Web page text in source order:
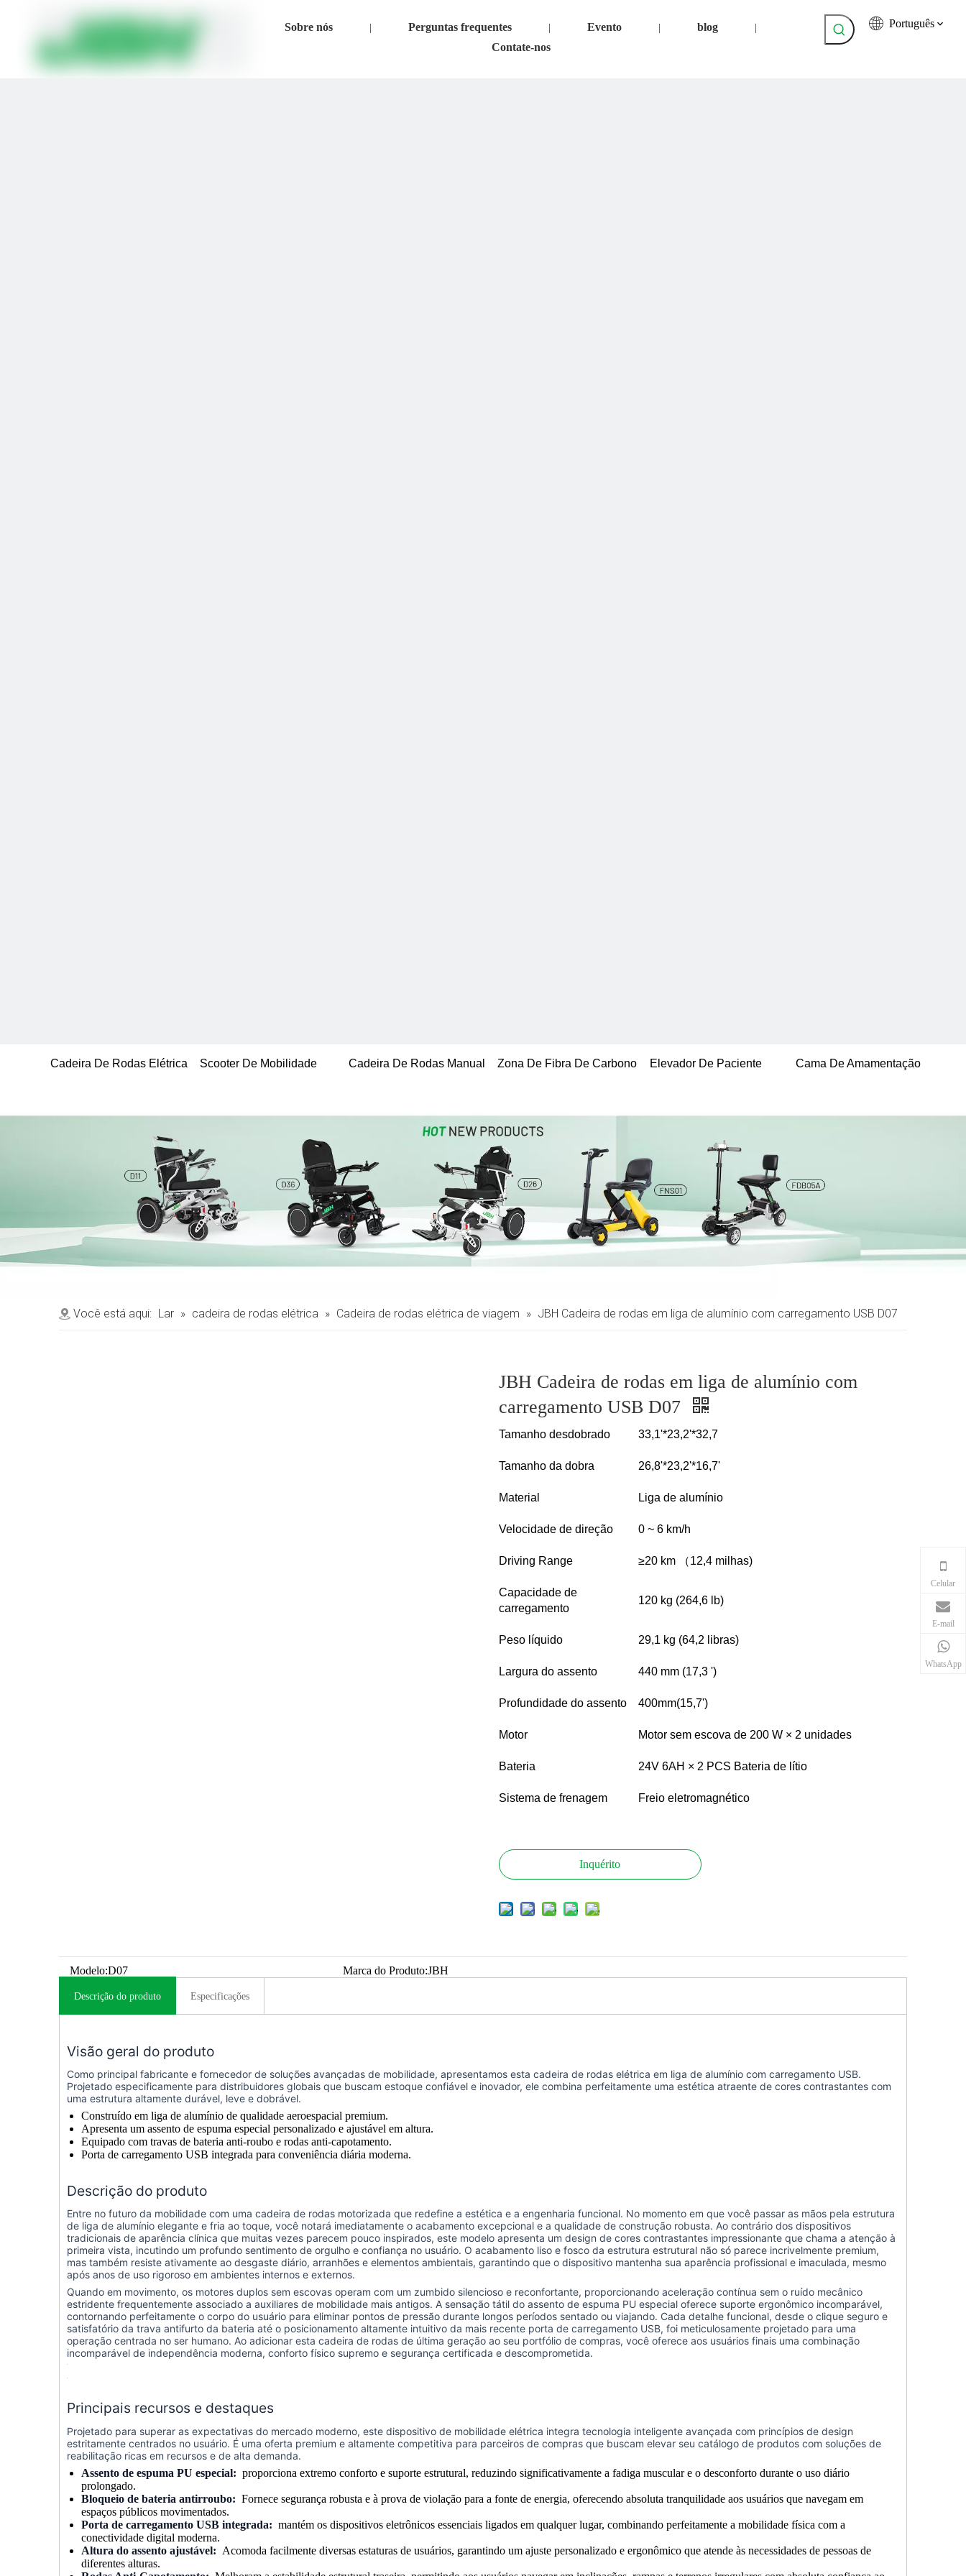
Sobre nós | Perguntas frequentes | Evento | blog |
Contate-nos
Português
Cadeira De Rodas Elétrica Scooter De Mobilidade Cadeira De Rodas Manual Zona De Fibra De Carbono Elevador De Paciente Cama De Amamentação
Você está aqui: Lar » cadeira de rodas elétrica » Cadeira de rodas elétrica de viagem » JBH Cadeira de rodas em liga de alumínio com carregamento USB D07
JBH Cadeira de rodas em liga de alumínio com
carregamento USB D07
Tamanho desdobrado 33,1'*23,2'*32,7
Tamanho da dobra 26,8'*23,2'*16,7'
Material Liga de alumínio
Velocidade de direção 0 ~ 6 km/h
Driving Range ≥20 km （12,4 milhas)
Capacidade de
carregamento
120 kg (264,6 lb)
Peso líquido 29,1 kg (64,2 libras)
Largura do assento 440 mm (17,3 ')
Profundidade do assento 400mm(15,7')
Motor Motor sem escova de 200 W × 2 unidades
Bateria 24V 6AH × 2 PCS Bateria de lítio
Sistema de frenagem Freio eletromagnético
Inquérito
Modelo:D07 Marca do Produto:JBH
Descrição do produto Especificações
Visão geral do produto
Como principal fabricante e fornecedor de soluções avançadas de mobilidade, apresentamos esta cadeira de rodas elétrica em liga de alumínio com carregamento USB.
Projetado especificamente para distribuidores globais que buscam estoque confiável e inovador, ele combina perfeitamente uma estética atraente de cores contrastantes com
uma estrutura altamente durável, leve e dobrável.
Construído em liga de alumínio de qualidade aeroespacial premium.
Apresenta um assento de espuma especial personalizado e ajustável em altura.
Equipado com travas de bateria anti-roubo e rodas anti-capotamento.
Porta de carregamento USB integrada para conveniência diária moderna.
Descrição do produto
Entre no futuro da mobilidade com uma cadeira de rodas motorizada que redefine a estética e a engenharia funcional. No momento em que você passar as mãos pela estrutura
de liga de alumínio elegante e fria ao toque, você notará imediatamente o acabamento excepcional e a qualidade de construção robusta. Ao contrário dos dispositivos
tradicionais de aparência clínica que muitas vezes parecem pouco inspirados, este modelo apresenta um design de cores contrastantes impressionante que chama a atenção à
primeira vista, incutindo um profundo sentimento de orgulho e confiança no usuário. O acabamento liso e fosco da estrutura estrutural não só parece incrivelmente premium,
mas também resiste ativamente ao desgaste diário, arranhões e elementos ambientais, garantindo que o dispositivo mantenha sua aparência profissional e imaculada, mesmo
após anos de uso rigoroso em ambientes internos e externos.
Quando em movimento, os motores duplos sem escovas operam com um zumbido silencioso e reconfortante, proporcionando aceleração contínua sem o ruído mecânico
estridente frequentemente associado a auxiliares de mobilidade mais antigos. A sensação tátil do assento de espuma PU especial oferece suporte ergonômico incomparável,
contornando perfeitamente o corpo do usuário para eliminar pontos de pressão durante longos períodos sentado ou viajando. Cada detalhe funcional, desde o clique seguro e
satisfatório da trava antifurto da bateria até o posicionamento altamente intuitivo da mais recente porta de carregamento USB, foi meticulosamente projetado para uma
operação centrada no ser humano. Ao adicionar esta cadeira de rodas de última geração ao seu portfólio de compras, você oferece aos usuários finais uma combinação
incomparável de independência moderna, conforto físico supremo e segurança certificada e descomprometida.
Principais recursos e destaques
Projetado para superar as expectativas do mercado moderno, este dispositivo de mobilidade elétrica integra tecnologia inteligente avançada com princípios de design
estritamente centrados no usuário. É uma oferta premium e altamente competitiva para parceiros de compras que buscam elevar seu catálogo de produtos com soluções de
reabilitação ricas em recursos e de alta demanda.
Assento de espuma PU especial: proporciona extremo conforto e suporte estrutural, reduzindo significativamente a fadiga muscular e o desconforto durante o uso diário
prolongado.
Bloqueio de bateria antirroubo: Fornece segurança robusta e à prova de violação para a fonte de energia, oferecendo absoluta tranquilidade aos usuários que navegam em
espaços públicos movimentados.
Porta de carregamento USB integrada: mantém os dispositivos eletrônicos essenciais ligados em qualquer lugar, combinando perfeitamente a mobilidade física com a
conectividade digital moderna.
Altura do assento ajustável: Acomoda facilmente diversas estaturas de usuários, garantindo um ajuste personalizado e ergonômico que atende às necessidades de pessoas de
diferentes alturas.
Celular
E-mail
WhatsApp